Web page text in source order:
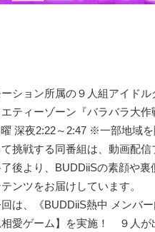
ション所属の９人組アイド
ティーゾーン『バラバラ大
深夜2:22～2:47 ※一部地域を
挑戦する同番組は、動画配
後より、BUDDiiSの素顔や
ンツをお届けしています。
は、《BUDDiiS熱中 メンバ
愛ゲーム】を実施！ ９人が